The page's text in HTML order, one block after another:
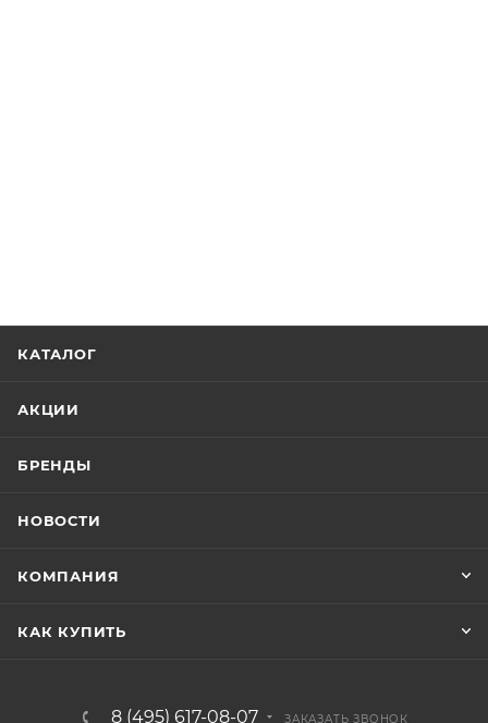
КАТАЛОГ
АКЦИИ
БРЕНДЫ
НОВОСТИ
КОМПАНИЯ
КАК КУПИТЬ
8 (495) 617-08-07 ЗАКАЗАТЬ ЗВОНОК